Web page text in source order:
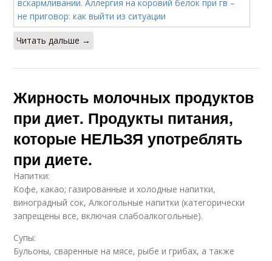
Читать дальше →
Жирность молочных продуктов
при диет. Продукты питания,
которые НЕЛЬЗЯ употреблять
при диете.
Напитки:
Кофе, какао; газированные и холодные напитки,
виноградный сок, Алкогольные напитки (категорически
запрещены все, включая слабоалкогольные).
Супы:
Бульоны, сваренные на мясе, рыбе и грибах, а также